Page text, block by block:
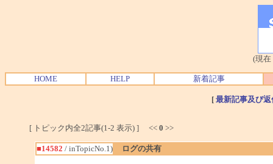
(現在
HOME HELP 新着記事
[ 最新記事及び
[ トピック内全2記事(1-2 表示) ] << 0 >>
■14582 / inTopicNo.1) ログの共有